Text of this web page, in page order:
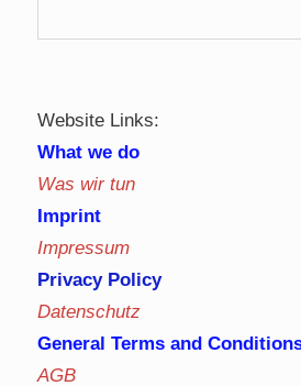
Website Links:
What we do
Was wir tun
Imprint
Impressum
Privacy Policy
Datenschutz
General Terms and
AGB